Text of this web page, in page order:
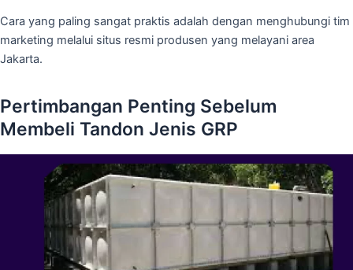
Cara yang paling sangat praktis adalah dengan menghubungi tim
marketing melalui situs resmi produsen yang melayani area
Jakarta.
Pertimbangan Penting Sebelum
Membeli Tandon Jenis GRP